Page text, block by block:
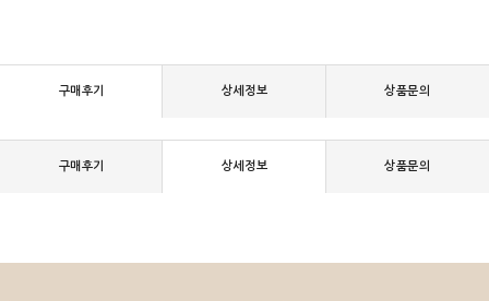
구매후기 상세정보 상품문의
구매후기 상세정보 상품문의